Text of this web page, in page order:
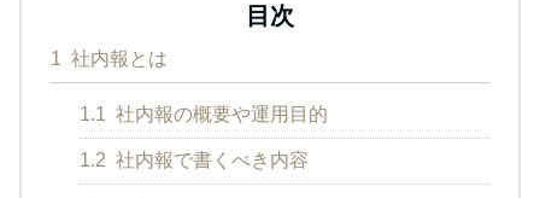
目次
1 社内報とは
1.1 社内報の概要や運用目的
1.2 社内報で書くべき内容